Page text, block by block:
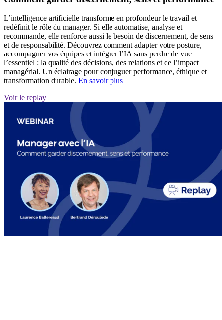
L’intelligence artificielle transforme en profondeur le travail et
redéfinit le rôle du manager. Si elle automatise, analyse et
recommande, elle renforce aussi le besoin de discernement, de sens
et de responsabilité. Découvrez comment adapter votre posture,
accompagner vos équipes et intégrer l’IA sans perdre de vue
l’essentiel : la qualité des décisions, des relations et de l’impact
managérial. Un éclairage pour conjuguer performance, éthique et
transformation durable. En savoir plus
Voir le replay